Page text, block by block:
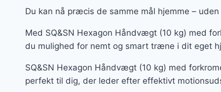
Du kan nå præcis de samme mål hjemme –
Med SQ&SN Hexagon Håndvægt (10 kg) med
du mulighed for nemt og smart træne i dit eget
SQ&SN Hexagon Håndvægt (10 kg) med
perfekt til dig, der leder efter effektivt